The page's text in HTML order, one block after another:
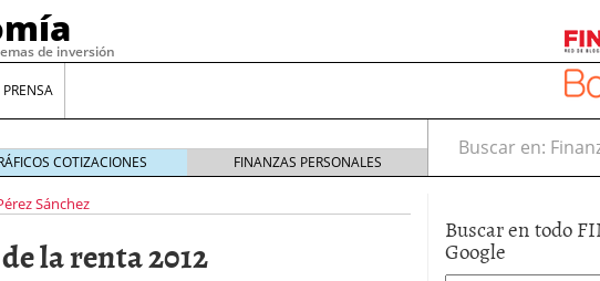
de inversión
COTIZACIONES FINANZAS PERSONALES
Buscar en:
Sánchez
la renta 2012
Buscar en todo
Google